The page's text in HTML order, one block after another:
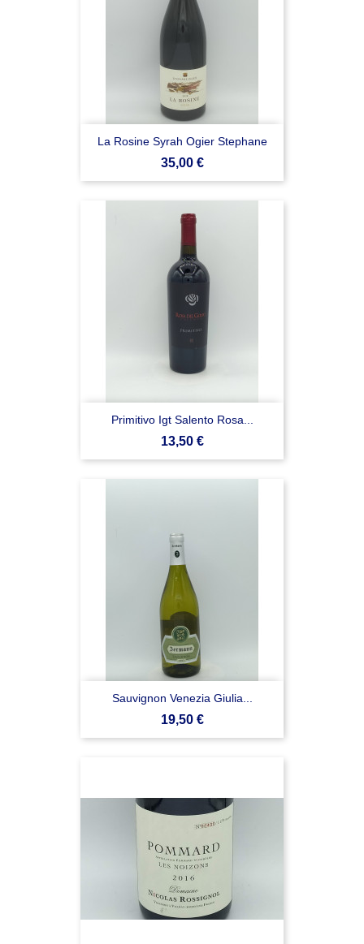
La Rosine Syrah Ogier Stephane
Prezzo
35,00 €
Primitivo Igt Salento Rosa...
Prezzo
13,50 €
Sauvignon Venezia Giulia...
Prezzo
19,50 €